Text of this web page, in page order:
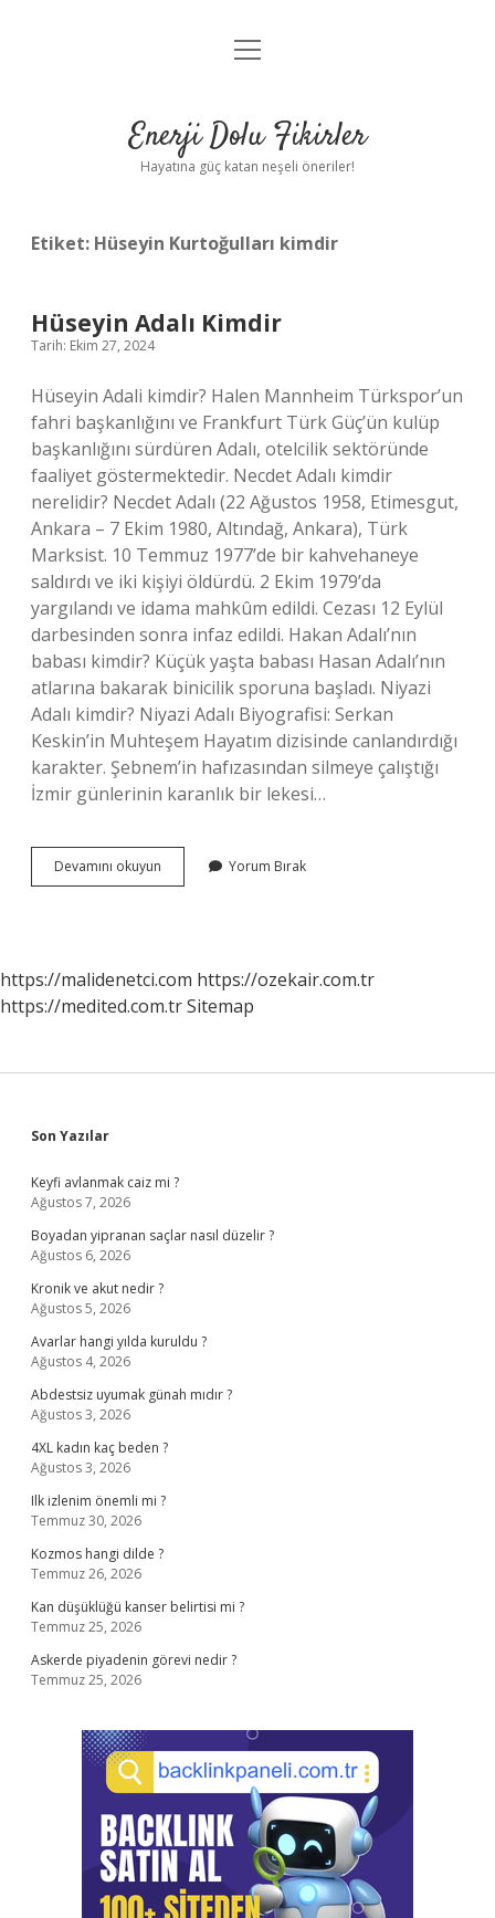
Anasayfa
Yasal Uyarı
menüyü
Enerji Dolu Fikirler
Hayatına güç katan neşeli öneriler!
Etiket: Hüseyin Kurtoğulları kimdir
Hüseyin Adalı Kimdir
Tarih: Ekim 27, 2024
Hüseyin Adali kimdir? Halen Mannheim Türkspor’un
fahri başkanlığını ve Frankfurt Türk Güç’ün kulüp
başkanlığını sürdüren Adalı, otelcilik sektöründe
faaliyet göstermektedir. Necdet Adalı kimdir
nerelidir? Necdet Adalı (22 Ağustos 1958, Etimesgut,
Ankara – 7 Ekim 1980, Altındağ, Ankara), Türk
Marksist. 10 Temmuz 1977’de bir kahvehaneye
saldırdı ve iki kişiyi öldürdü. 2 Ekim 1979’da
yargılandı ve idama mahkûm edildi. Cezası 12 Eylül
darbesinden sonra infaz edildi. Hakan Adalı’nın
babası kimdir? Küçük yaşta babası Hasan Adalı’nın
atlarına bakarak binicilik sporuna başladı. Niyazi
Adalı kimdir? Niyazi Adalı Biyografisi: Serkan
Keskin’in Muhteşem Hayatım dizisinde canlandırdığı
karakter. Şebnem’in hafızasından silmeye çalıştığı
İzmir günlerinin karanlık bir lekesi…
Devamını okuyun Hüseyin
Adalı
Yorum Bırak
https://malidenetci.com https://ozekair.com.tr
https://medited.com.trSitemap
Sidebar
Son Yazılar
Keyfi avlanmak caiz mi ?
Ağustos 7, 2026
Boyadan yipranan saçlar nasıl düzelir ?
Ağustos 6, 2026
Kronik ve akut nedir ?
Ağustos 5, 2026
Avarlar hangi yılda kuruldu ?
Ağustos 4, 2026
Abdestsiz uyumak günah mıdır ?
Ağustos 3, 2026
4XL kadın kaç beden ?
Ağustos 3, 2026
Ilk izlenim önemli mi ?
Temmuz 30, 2026
Kozmos hangi dilde ?
Temmuz 26, 2026
Kan düşüklüğü kanser belirtisi mi ?
Temmuz 25, 2026
Askerde piyadenin görevi nedir ?
Temmuz 25, 2026